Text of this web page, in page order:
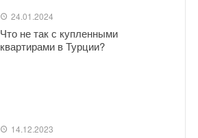
24.01.2024
Что не так с купленными
квартирами в Турции?
14.12.2023